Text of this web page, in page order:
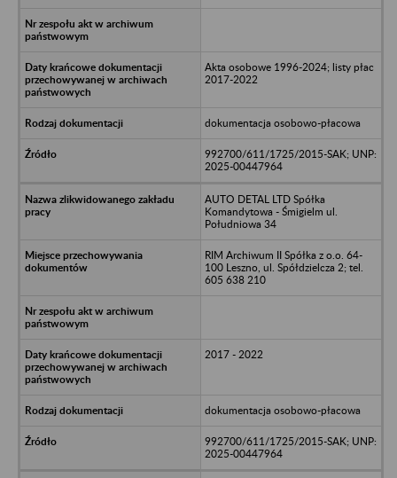
Akta osobowe 1996-2024; listy płac
2017-2022
dokumentacja osobowo-płacowa
992700/611/1725/2015-SAK; UNP:
2025-00447964
AUTO DETAL LTD Spółka
Komandytowa - Śmigielm ul.
Południowa 34
RIM Archiwum II Spółka z o.o. 64-
100 Leszno, ul. Spółdzielcza 2; tel.
605 638 210
2017 - 2022
dokumentacja osobowo-płacowa
992700/611/1725/2015-SAK; UNP:
2025-00447964